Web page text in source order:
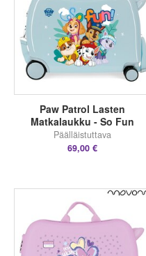
Paw Patrol Lasten
Matkalaukku - So Fun
Päälläistuttava
69,00 €